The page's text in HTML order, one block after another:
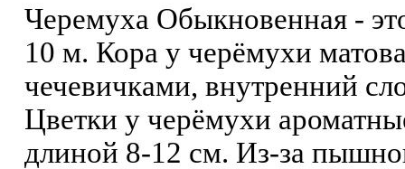
Черемуха Обыкновенная -
10 м. Кора у черёмухи
чечевичками, внутренний
Цветки у черёмухи
длиной 8-12 см. Из-за